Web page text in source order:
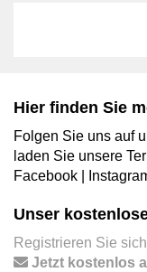
Hier finden Sie
Folgen Sie uns auf
laden Sie unsere
Facebook
Unser
Registrieren Sie
Jetzt kostenlos